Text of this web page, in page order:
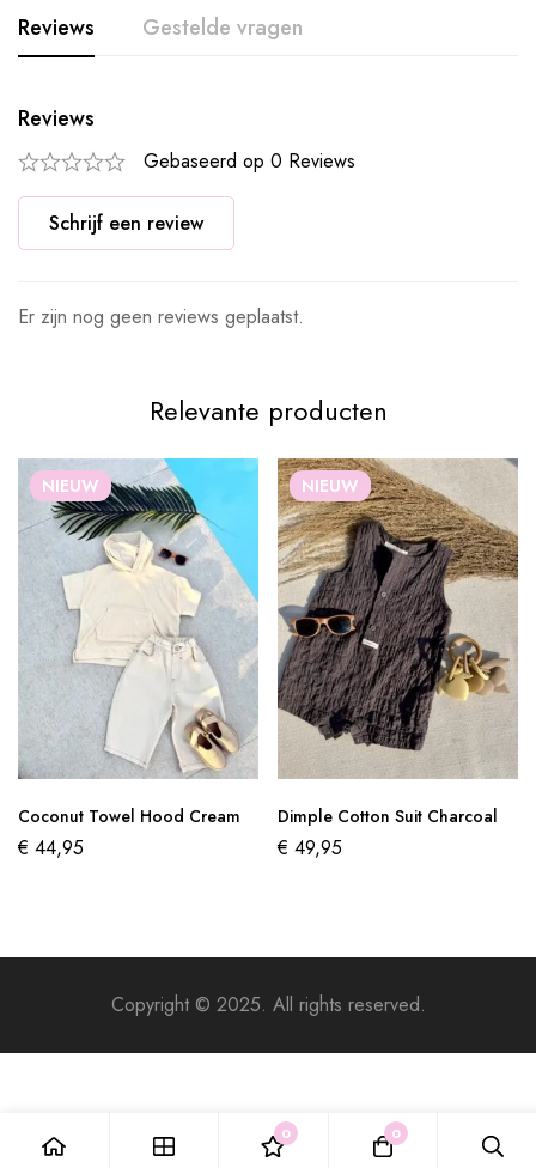
Reviews Gestelde vragen
Reviews
Gebaseerd op 0 Reviews
Schrijf een review
Er zijn nog geen reviews geplaatst.
Relevante producten
NIEUW
Coconut Towel Hood Cream
€ 44,95
NIEUW
Dimple Cotton Suit Charcoal
€ 49,95
Copyright © 2025. All rights reserved.
0 0